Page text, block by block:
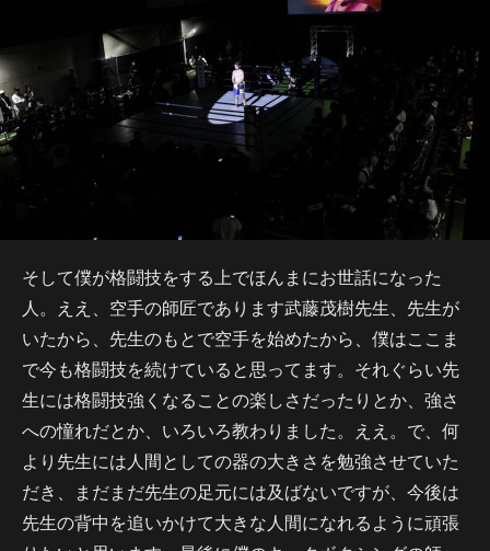
そして僕が格闘技をする上でほんまにお世話になった
人。ええ、空手の師匠であります武藤茂樹先生、先生が
いたから、先生のもとで空手を始めたから、僕はここま
で今も格闘技を続けていると思ってます。それぐらい先
生には格闘技強くなることの楽しさだったりとか、強さ
への憧れだとか、いろいろ教わりました。ええ。で、何
より先生には人間としての器の大きさを勉強させていた
だき、まだまだ先生の足元には及ばないですが、今後は
先生の背中を追いかけて大きな人間になれるように頑張